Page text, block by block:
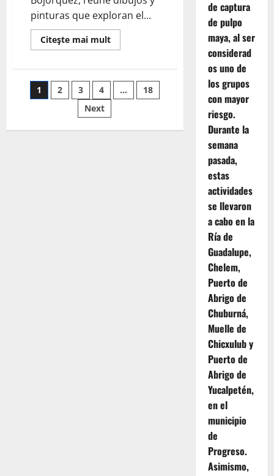
pinturas que exploran el...
Citeşte mai multRead
more
memoria
visual
de
años
con
Paginación
1 2 3 4 …
18
Next
de captura
de pulpo
maya, al ser
considerad
os uno de
los grupos
con mayor
riesgo.
Durante la
semana
pasada,
estas
actividades
se llevaron
a cabo en la
Ría de
Guadalupe,
Chelem,
Puerto de
Abrigo de
Chuburná,
Muelle de
Chicxulub y
Puerto de
Abrigo de
Yucalpetén,
en el
municipio
de
Progreso.
Asimismo,